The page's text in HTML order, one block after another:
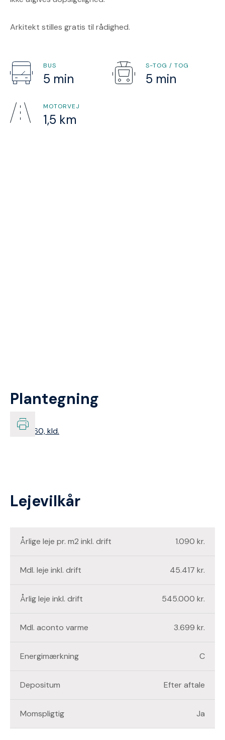
Arkitekt stilles gratis til rådighed.
BUS
5 min
S-TOG / TOG
5 min
MOTORVEJ
1,5 km
Plantegning
Lejevilkår
Årlige leje pr. m2 inkl. drift 1.090 kr.
Mdl. leje inkl. drift 45.417 kr.
Årlig leje inkl. drift 545.000 kr.
Mdl. aconto varme 3.699 kr.
Energimærkning C
Depositum Efter aftale
Momspligtig Ja